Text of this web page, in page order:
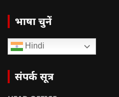
भाषा चुनें
Hindi
संपर्क सूत्र